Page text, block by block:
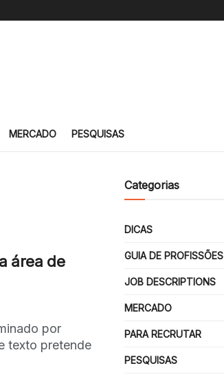
MERCADO PESQUISAS
área de
por
texto pretende
Categorias
DICAS
GUIA DE PROFISSÕES
JOB DESCRIPTIONS
MERCADO
PARA RECRUTAR
PESQUISAS